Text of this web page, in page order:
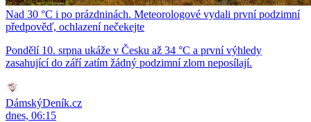
Nad 30 °C i po prázdninách. Meteorologové vydali první podzimní
předpověď, ochlazení nečekejte
Pondělí 10. srpna ukáže v Česku až 34 °C a první výhledy
zasahující do září zatím žádný podzimní zlom neposílají.
DámskýDeník.cz
dnes, 06:15